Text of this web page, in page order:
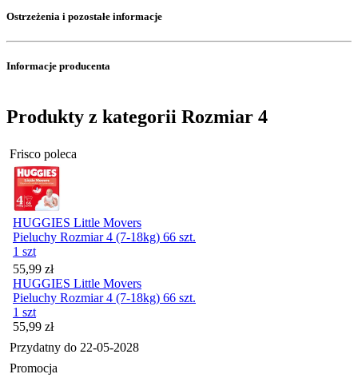
Ostrzeżenia i pozostałe informacje
Informacje producenta
Produkty z kategorii Rozmiar 4
Frisco poleca
HUGGIES Little Movers
Pieluchy Rozmiar 4 (7-18kg) 66 szt.
1 szt
Cena
55,99 zł
HUGGIES Little Movers
Pieluchy Rozmiar 4 (7-18kg) 66 szt.
1 szt
Cena
55,99 zł
Przydatny do 22-05-2028
Promocja